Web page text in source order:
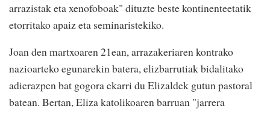
arrazistak eta xenofoboak" dituzte beste kontinenteetatik
etorritako apaiz eta seminaristekiko.
Joan den martxoaren 21ean, arrazakeriaren kontrako
nazioarteko egunarekin batera, elizbarrutiak bidalitako
adierazpen bat gogora ekarri du Elizaldek gutun pastoral
batean. Bertan, Eliza katolikoaren barruan "jarrera